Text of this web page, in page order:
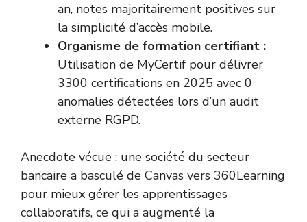
an, notes majoritairement positives sur
la simplicité d’accès mobile.
Organisme de formation certifiant :
Utilisation de MyCertif pour délivrer
3300 certifications en 2025 avec 0
anomalies détectées lors d’un audit
externe RGPD.
Anecdote vécue : une société du secteur
bancaire a basculé de Canvas vers 360Learning
pour mieux gérer les apprentissages
collaboratifs, ce qui a augmenté la